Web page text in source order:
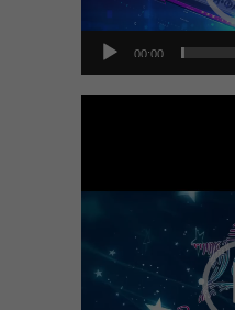
---- Открытие
искусства
-- Сроки
-- Нормативная
обращениями
00:00